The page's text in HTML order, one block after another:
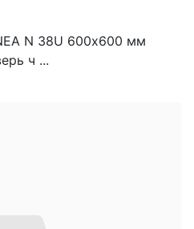
N 38U 600х600 мм
ч ...